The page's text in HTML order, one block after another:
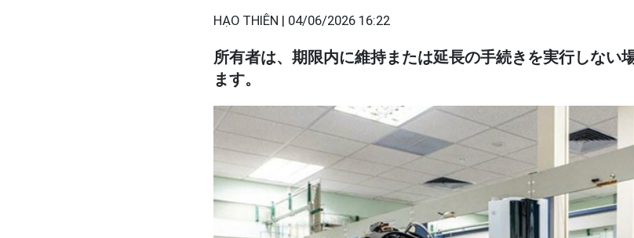
HẠO THIÊN | 04/06/2026 16:22
所有者は、期限内に維持または延長の手続きを実行しない
ます。